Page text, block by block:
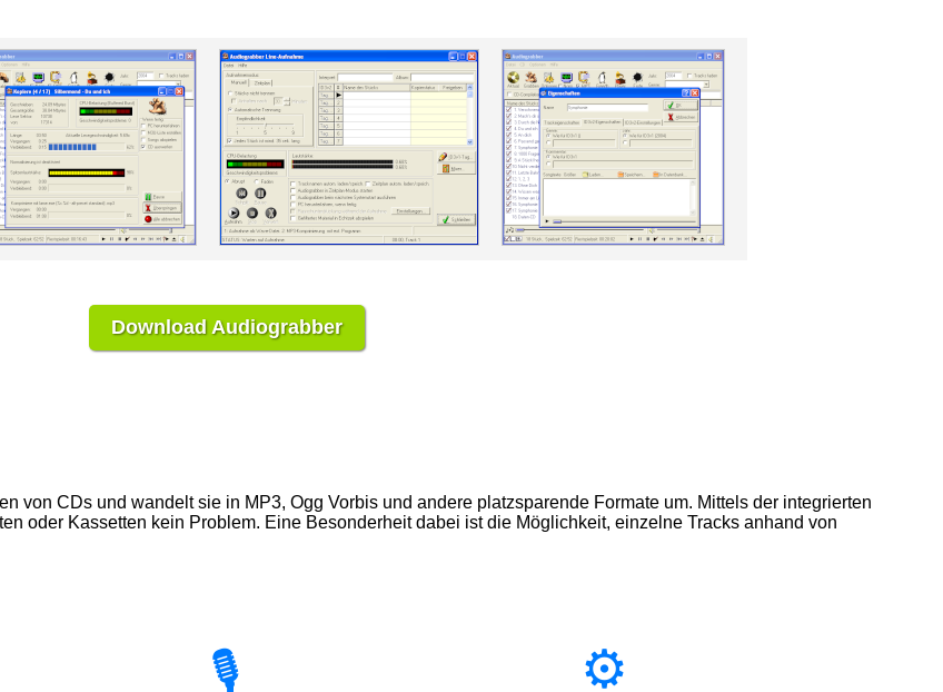
Download Audiograbber
von CDs und wandelt sie in MP3, Ogg Vorbis und andere platzsparende Formate um. Mittels der integrierten
oder Kassetten kein Problem. Eine Besonderheit dabei ist die Möglichkeit, einzelne Tracks anhand von
🎙️ ⚙️